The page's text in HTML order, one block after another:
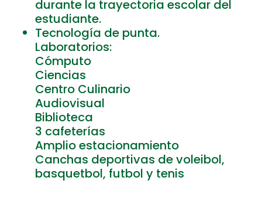
durante la trayectoria escolar del
estudiante.
Tecnología de punta.
Laboratorios:
Cómputo
Ciencias
Centro Culinario
Audiovisual
Biblioteca
3 cafeterías
Amplio estacionamiento
Canchas deportivas de voleibol,
basquetbol, futbol y tenis